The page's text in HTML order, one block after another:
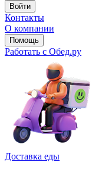
Войти
Контакты
О компании
Помощь
Работать с Обед.ру
Доставка еды